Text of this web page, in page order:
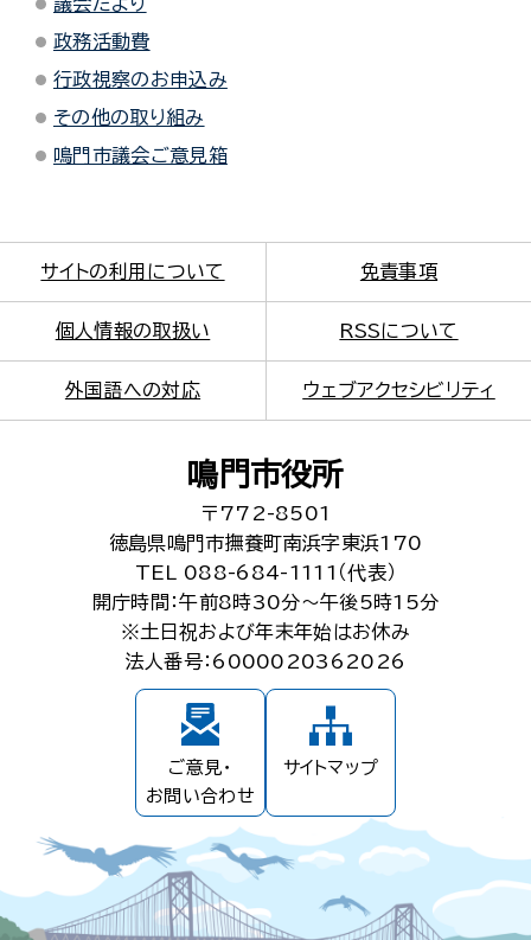
政務活動費
行政視察のお申込み
その他の取り組み
鳴門市議会ご意見箱
サイトの利用について 免責事項
個人情報の取扱い RSSについて
外国語への対応 ウェブアクセシビリティ
鳴門市役所
〒772-8501
徳島県鳴門市撫養町南浜字東浜170
TEL 088-684-1111（代表）
開庁時間：午前8時30分～午後5時15分
※土日祝および年末年始はお休み
法人番号：6000020362026
ご意見・
お問い合わせ
サイトマップ